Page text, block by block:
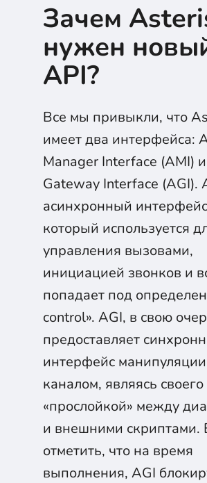
Зачем
нужен
API?
Все мы привыкли, что
имеет два интерфейса:
Manager Interface (AMI)
Gateway Interface (AGI).
асинхронный
который используется
управления вызовами,
инициацией звонков и
попадает под
control». AGI, в свою
предоставляет
интерфейс
каналом, являясь
«прослойкой» между
и внешними
отметить, что на время
выполнения, AGI